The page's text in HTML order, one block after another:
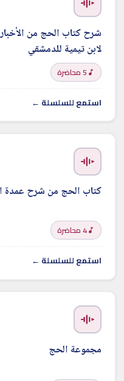
شرح كتاب الحج من الأخبار
لابن تيمية للدمشقي
5 محاضرة
استمع للسلسلة ←
كتاب الحج من شرح عمدة
4 محاضرة
استمع للسلسلة ←
مجموعة الحج